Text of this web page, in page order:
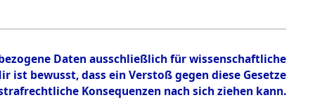
Daten ausschließlich für wissenschaftliche
bewusst, dass ein Verstoß gegen diese Gesetze
Konsequenzen nach sich ziehen kann.